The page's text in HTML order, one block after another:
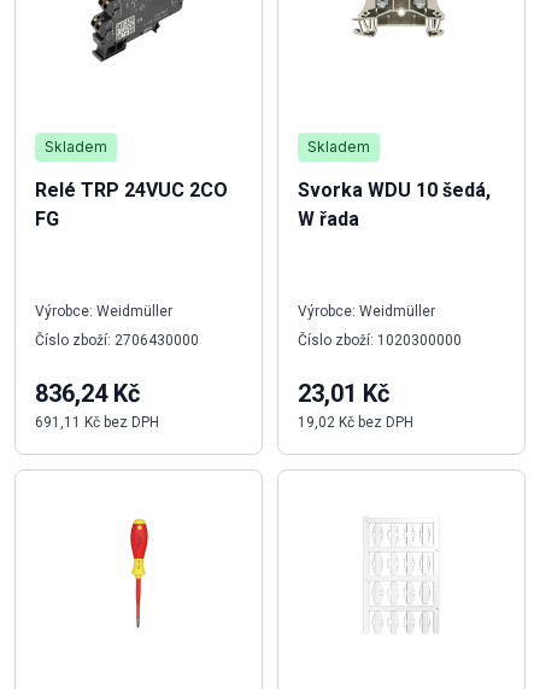
Skladem
Relé TRP 24VUC 2CO
FG
Výrobce: Weidmüller
Číslo zboží: 2706430000
836,24 Kč
691,11 Kč bez DPH
Skladem
Svorka WDU 10 šedá,
W řada
Výrobce: Weidmüller
Číslo zboží: 1020300000
23,01 Kč
19,02 Kč bez DPH